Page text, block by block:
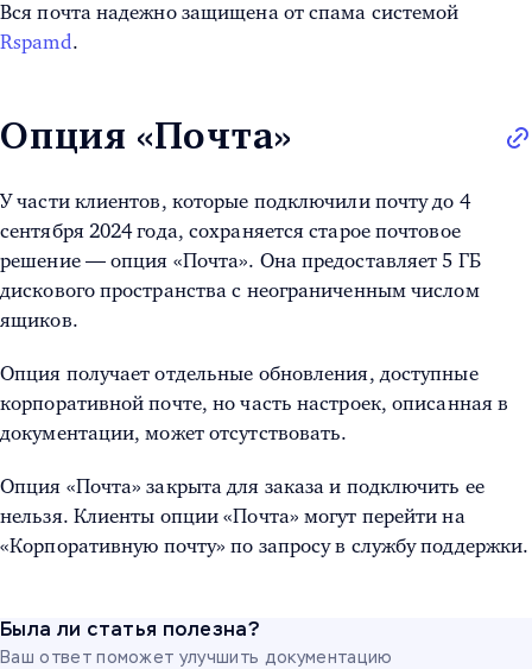
Вся почта надежно защищена от спама системой
Rspamd.
Опция «Почта»
У части клиентов, которые подключили почту до 4
сентября 2024 года, сохраняется старое почтовое
решение — опция «Почта». Она предоставляет 5 ГБ
дискового пространства с неограниченным числом
ящиков.
Опция получает отдельные обновления, доступные
корпоративной почте, но часть настроек, описанная в
документации, может отсутствовать.
Опция «Почта» закрыта для заказа и подключить ее
нельзя. Клиенты опции «Почта» могут перейти на
«Корпоративную почту» по запросу в службу поддержки.
Была ли статья полезна?
Ваш ответ поможет улучшить документацию